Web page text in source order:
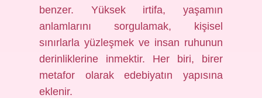
benzer. Yüksek irtifa, yaşamın
anlamlarını sorgulamak, kişisel
sınırlarla yüzleşmek ve insan ruhunun
derinliklerine inmektir. Her biri, birer
metafor olarak edebiyatın yapısına
eklenir.